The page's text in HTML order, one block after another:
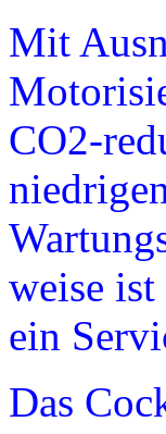
Mit
CO2-
weise
ein
Das